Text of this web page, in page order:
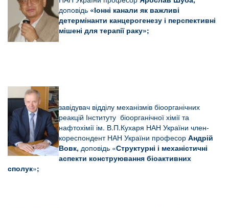
доповідь «Іонні канали як важливі
детермінанти канцерогенезу і перспективні
мішені для терапії раку»;
завідувач відділу механізмів біоорганічних
реакцій Інституту біоорганічної хімії та
нафтохімії ім. В.П.Кухаря НАН України член-
кореспондент НАН України професор Андрій
Вовк, доповідь «Структурні і механістичні
аспекти конструювання біоактивних
сполук»;